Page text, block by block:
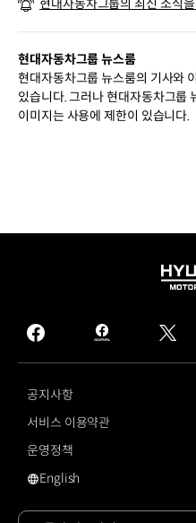
회 개최
현대자동차그룹의 최신 소식
현대자동차그룹 뉴스룸
현대자동차그룹 뉴스룸의 기사와
있습니다. 그러나 현대자동차그룹
이미지는 사용에 제한이 있습니다.
GROUP
facebook
hmg
journal
twitter
공지사항
서비스 이용약관
운영정책
영문 사이트로 이동
English